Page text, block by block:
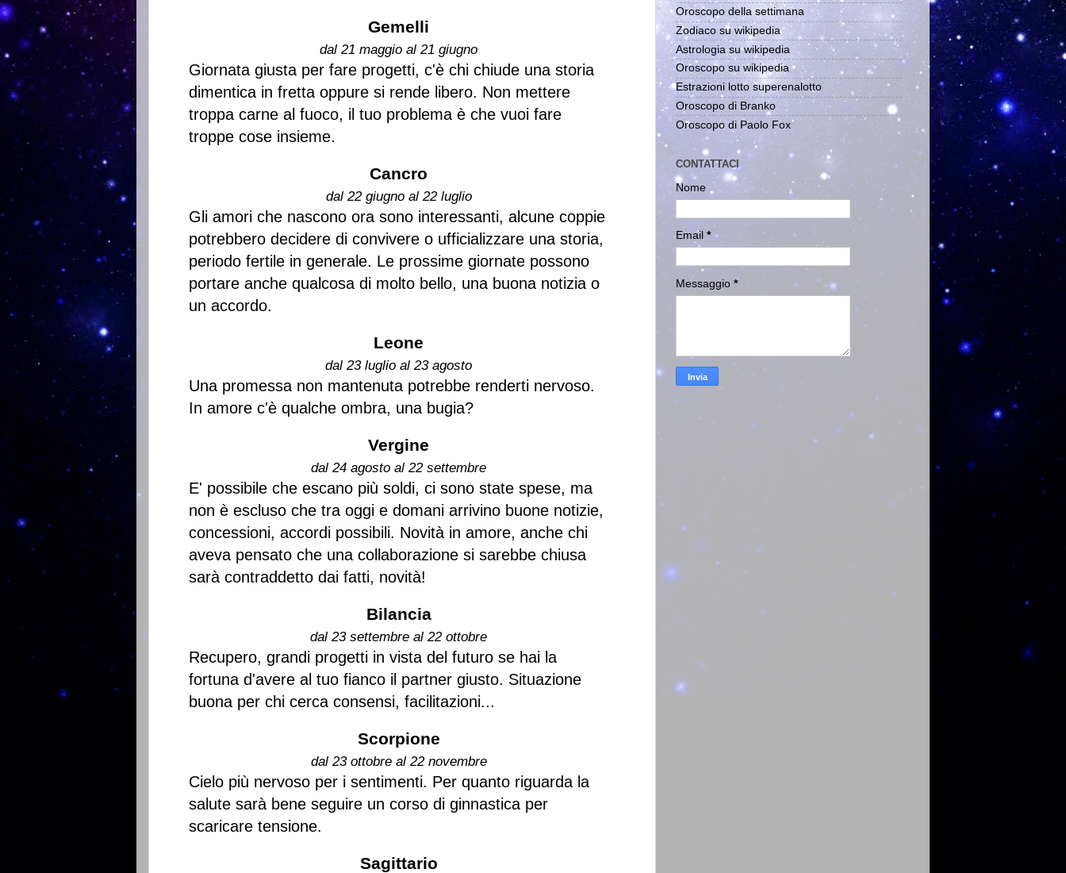
Gemelli
dal 21 maggio al 21 giugno
Giornata giusta per fare progetti, c'è chi chiude una storia
dimentica in fretta oppure si rende libero. Non mettere
troppa carne al fuoco, il tuo problema è che vuoi fare
troppe cose insieme.
Cancro
dal 22 giugno al 22 luglio
Gli amori che nascono ora sono interessanti, alcune coppie
potrebbero decidere di convivere o ufficializzare una storia,
periodo fertile in generale. Le prossime giornate possono
portare anche qualcosa di molto bello, una buona notizia o
un accordo.
Leone
dal 23 luglio al 23 agosto
Una promessa non mantenuta potrebbe renderti nervoso.
In amore c'è qualche ombra, una bugia?
Vergine
dal 24 agosto al 22 settembre
E' possibile che escano più soldi, ci sono state spese, ma
non è escluso che tra oggi e domani arrivino buone notizie,
concessioni, accordi possibili. Novità in amore, anche chi
aveva pensato che una collaborazione si sarebbe chiusa
sarà contraddetto dai fatti, novità!
Bilancia
dal 23 settembre al 22 ottobre
Recupero, grandi progetti in vista del futuro se hai la
fortuna d'avere al tuo fianco il partner giusto. Situazione
buona per chi cerca consensi, facilitazioni...
Scorpione
dal 23 ottobre al 22 novembre
Cielo più nervoso per i sentimenti. Per quanto riguarda la
salute sarà bene seguire un corso di ginnastica per
scaricare tensione.
Sagittario
Oroscopo della settimana
Zodiaco su wikipedia
Astrologia su wikipedia
Oroscopo su wikipedia
Estrazioni lotto superenalotto
Oroscopo di Branko
Oroscopo di Paolo Fox
CONTATTACI
Nome
Email *
Messaggio *